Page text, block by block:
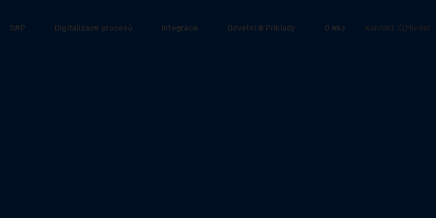
SAP Digitalizace procesů Integrace Odvětví & Příklady O nás Kontakt  Hledat